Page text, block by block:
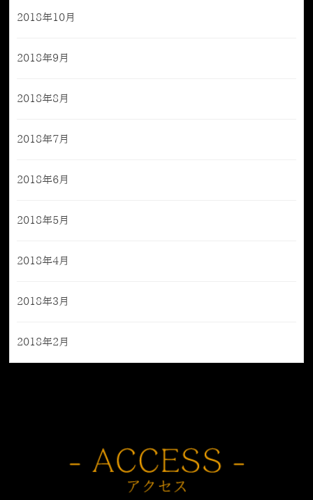
2018年10月
2018年9月
2018年8月
2018年7月
2018年6月
2018年5月
2018年4月
2018年3月
2018年2月